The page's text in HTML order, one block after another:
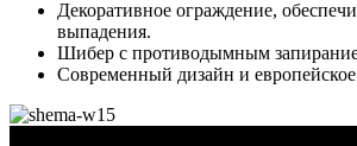
Декоративное ограждение,
выпадения.
Шибер с противодымным
Современный дизайн и европейское